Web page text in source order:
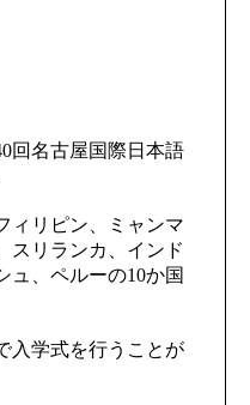
回名古屋国際日本語
ィリピン、ミャンマ
スリランカ、インド
ュ、ペルーの10か国
入学式を行うことが